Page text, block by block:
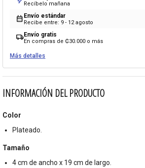
Recíbelo mañana
calendar_month Envío estándar
Recibe entre: 9 - 12 agosto
local_shippingEnvío gratis
En compras de ₡30.000 o más
Más detalles
INFORMACIÓN DEL PRODUCTO
Color
Plateado.
Tamaño
4 cm de ancho x 19 cm de largo.